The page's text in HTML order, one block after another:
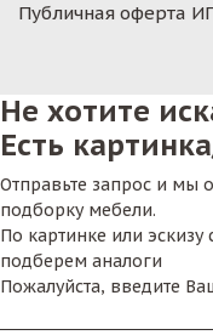
Публичная оферта
Не хотите
Есть
Отправьте запрос и мы
подборку мебели.
По картинке или
подберем аналоги
Пожалуйста, введите